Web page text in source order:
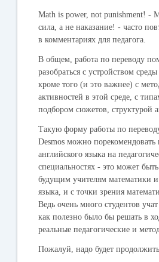
Math is power, not punishment! -
сила, а не наказание! - часто
в комментариях для педагога.
В общем, работа по переводу
разобраться с устройством
кроме того (и это важнее) с
активностей в этой среде, с
подбором сюжетов, структурой
Такую форму работы по
Desmos можно
английского языка на
специальностях - это может
будущим учителям математики
языка, и с точки зрения
Ведь очень много студентов
как полезно было бы решать в
реальные педагогические и
Пожалуй, надо будет продолжить